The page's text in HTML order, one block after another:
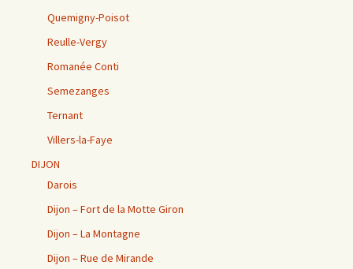
Quemigny-Poisot
Reulle-Vergy
Romanée Conti
Semezanges
Ternant
Villers-la-Faye
DIJON
Darois
Dijon – Fort de la Motte Giron
Dijon – La Montagne
Dijon – Rue de Mirande